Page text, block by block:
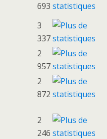
693
3
337
2
957
2
872
2
246